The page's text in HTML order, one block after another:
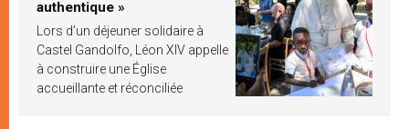
authentique »
Lors d’un déjeuner solidaire à
Castel Gandolfo, Léon XIV appelle
à construire une Église
accueillante et réconciliée